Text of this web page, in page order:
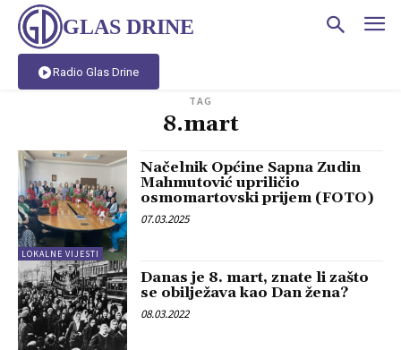
GLAS DRINE
Radio Glas Drine
TAG
8.mart
LOKALNE VIJESTI
Načelnik Općine Sapna Zudin
Mahmutović upriličio
osmomartovski prijem (FOTO)
07.03.2025
Danas je 8. mart, znate li zašto
se obilježava kao Dan žena?
08.03.2022